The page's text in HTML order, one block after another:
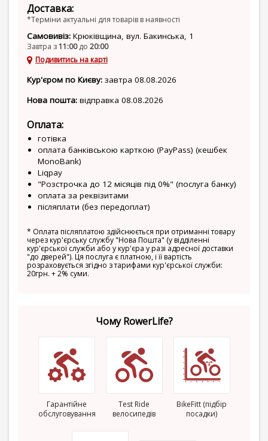
Доставка:
*Терміни актуальні для товарів в наявності
Самовивіз: Крюківщина, вул. Бакинська, 1
Завтра з11:00до 20:00
Подивитись на карті
Кур'єром по Києву: завтра 08.08.2026
Нова пошта: відправка 08.08.2026
Оплата:
готівка
оплата банківською карткою (PayPass) (кешбек
MonoBank)
Liqpay
"Розстрочка до 12 місяців під 0%" (послуга банку)
оплата за реквізитами
післяплати (без передоплат)
* Оплата післяплатою здійснюється при отриманні товару
через кур'єрську службу "Нова Пошта" (у відділенні
кур'єрської служби або у кур'єра у разі адресної доставки
"до дверей"). Ця послуга є платною, і її вартість
розраховується згідно з тарифами кур'єрської служби:
20грн. + 2% суми.
Чому RowerLife?
Гарантійне
обслуговування
Test Ride
велосипедів
BikeFitt (підбір
посадки)